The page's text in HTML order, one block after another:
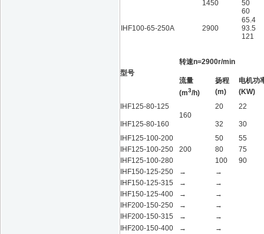
1450
50
60
IHF100-65-250A 2900
65.4
93.5
121
型号
转速n=2900r/min
流量 扬程
电机功
(m3/h) (m)
(KW)
IHF125-80-125
160
20 22
IHF125-80-160 32
30
IHF125-100-200
200
50
55
IHF125-100-250
80
75
IHF125-100-280
100
90
IHF150-125-250
→
→
IHF150-125-315
→
→
IHF150-125-400
→
→
IHF200-150-250
→
→
IHF200-150-315
→
→
IHF200-150-400
→
→